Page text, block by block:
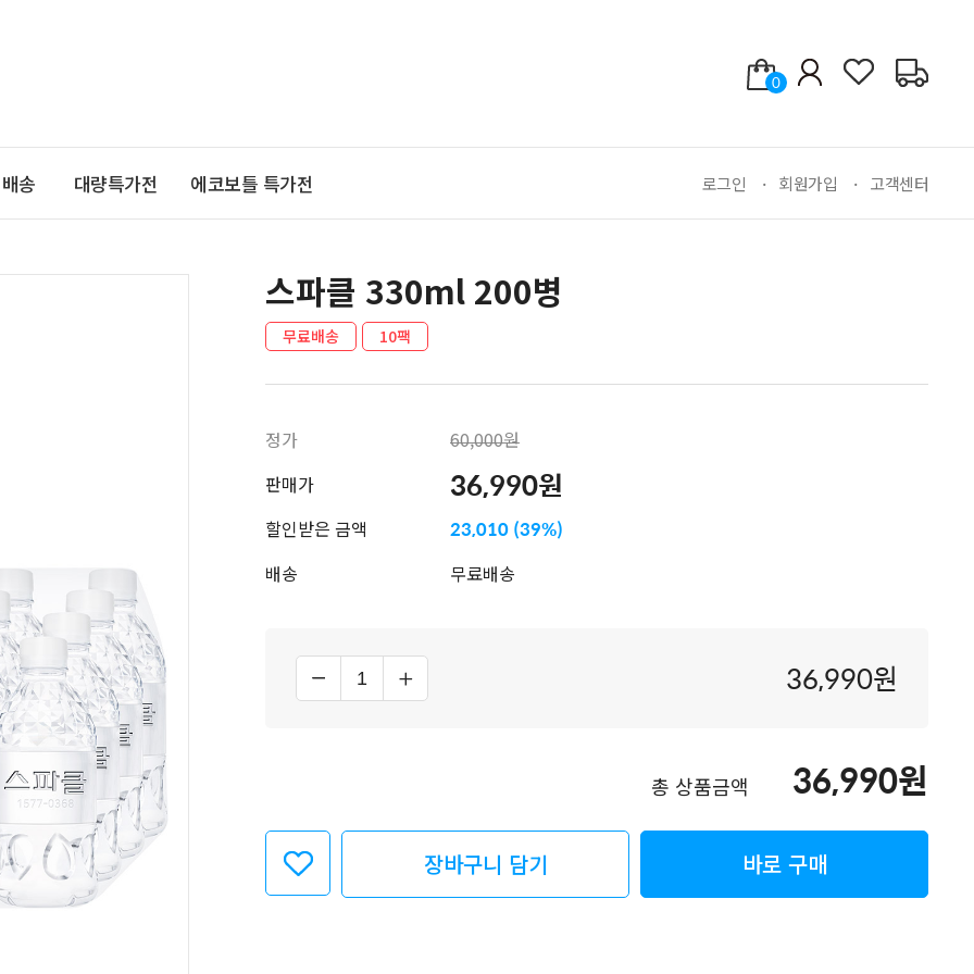
0
송 대량특가전 에코보틀 특가전 로그인 회원가입 고객센터
스파클 330ml 200병
무료배송 10팩
정가
60,000원
판매가
36,990원
할인받은 금액 23,010 (39%)
배송 무료배송
36,990원
총 상품금액 36,990원
장바구니 담기 바로 구매